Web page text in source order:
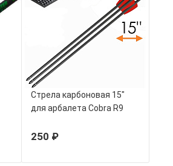
Стрела карбоновая 15"
для арбалета Cobra R9
250 ₽